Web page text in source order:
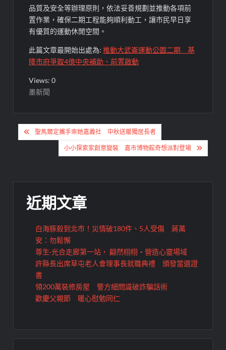
品質及安全等辦理原則，依法妥善規劃並推動各項前
置作業，確保二期工程能夠順利動工，讓市民早日享
有優質的運動休閒空間。
此篇文章最開始出處為:推動大武崙運動公園二期 基
隆市府爭取4億中央補助、前置啟動
Views: 0
墨新聞
文
章
聖馬爾定攜手崇她嘉義社 中秋送暖獨居長者
小小探索家創意變裝 嘉市博物館奇想派對登場
近期文章
白海豚殺到北市！災情破180件、5人受傷 蔣萬
安：勿鬆懈
尊生·光合走廊第一站， 翩然栩栩・營造心靈場域
許縣長出席草屯老人會理事長就職典禮 頒發當選證
書
領200萬裝修房屋 警方細問識破詐騙話術
歡慶父親節 暖心慰勉同仁